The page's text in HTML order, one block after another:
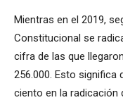
Mientras en el 2019,
Constitucional se
cifra de las que
256.000. Esto significa
ciento en la